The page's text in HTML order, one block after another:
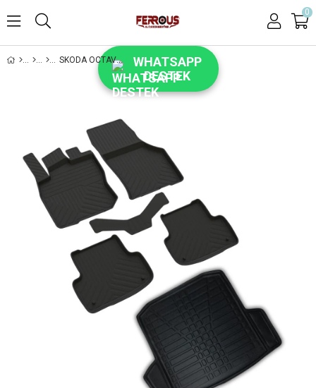
WHATSAPP
DESTEK
0
SKODA OCTAVIA FERROUS 4D HAVUZLU KAUÇUK PASPAS VE KULAKLI 3D BAGAJ HAVUZU 2021 VE ÜSTÜ